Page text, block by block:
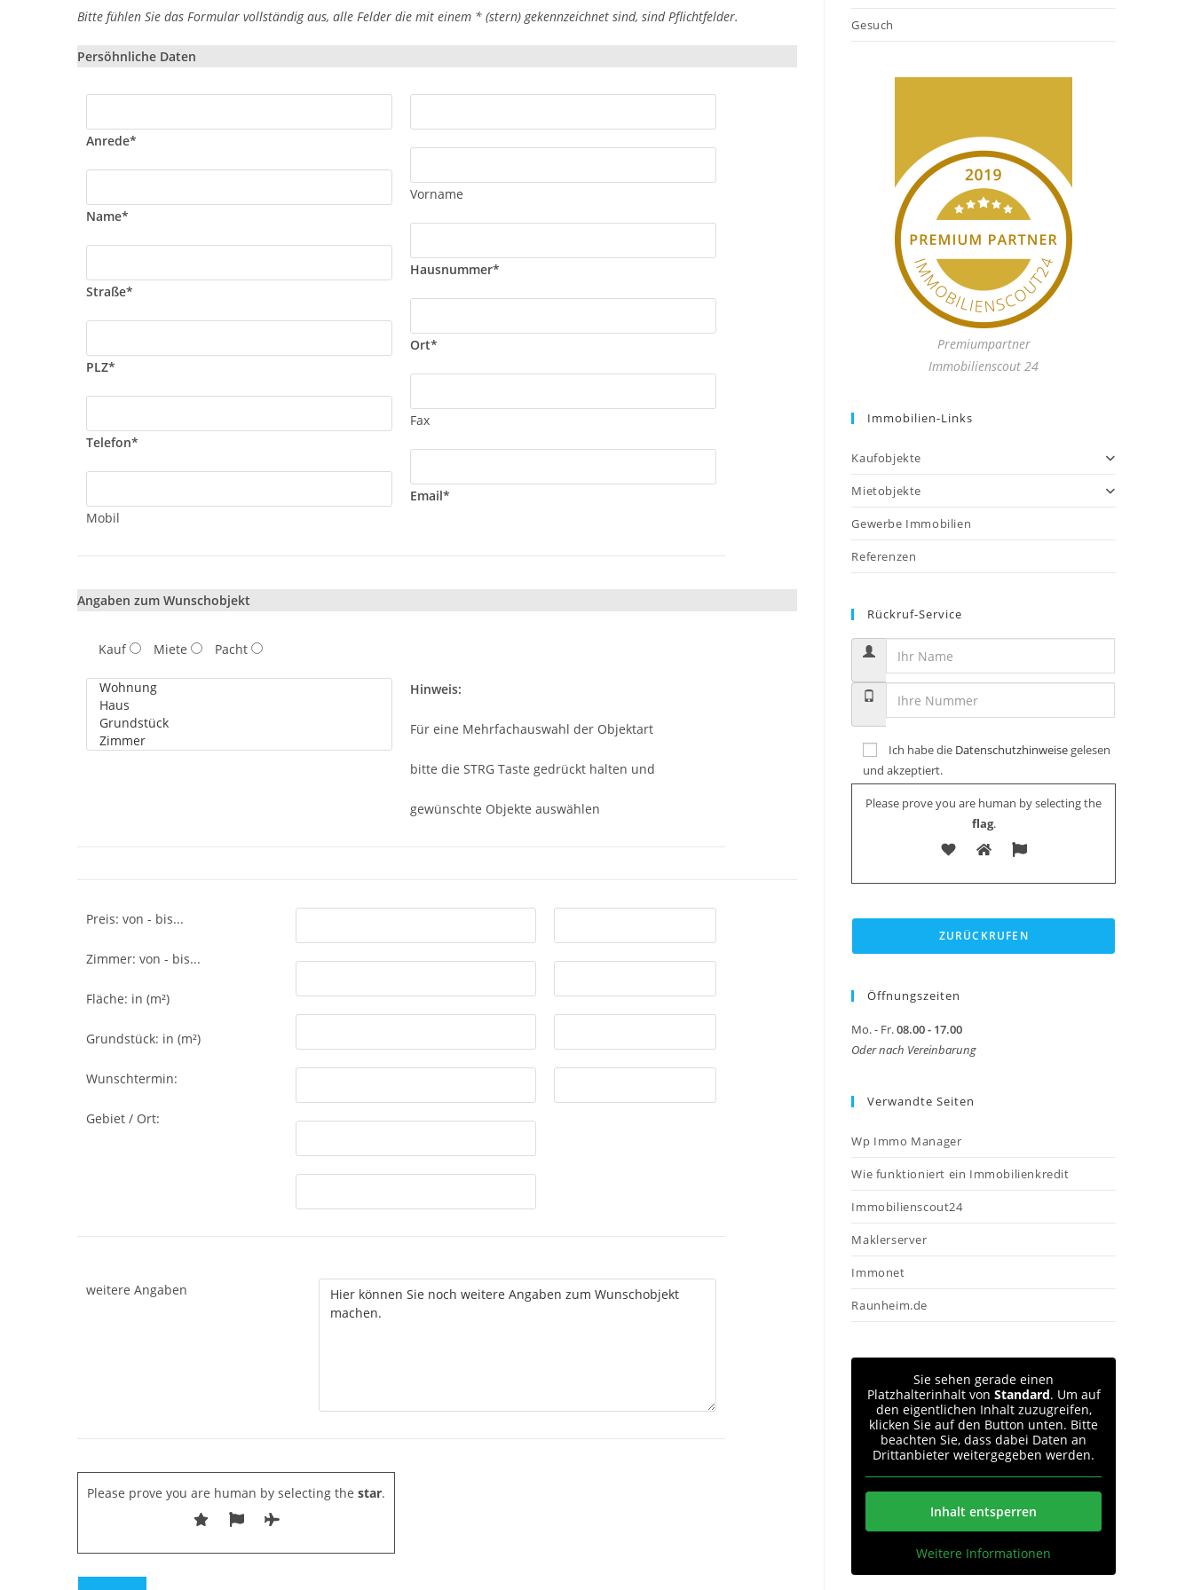
Bitte fühlen Sie das Formular vollständig aus, alle Felder die mit einem * (stern) gekennzeichnet sind, sind Pflichtfelder.
Persöhnliche Daten
Anrede*
Name*
Straße*
PLZ*
Telefon*
Mobil
Vorname
Hausnummer*
Ort*
Fax
Email*
Angaben zum Wunschobjekt
Kauf Miete Pacht
Hinweis:
Für eine Mehrfachauswahl der Objektart
bitte die STRG Taste gedrückt halten und
gewünschte Objekte auswählen
Preis: von - bis...
Zimmer: von - bis...
Fläche: in (m²)
Grundstück: in (m²)
Wunschtermin:
Gebiet / Ort:
weitere Angaben
Please prove you are human by selecting the star.
Gesuch
Premiumpartner
Immobilienscout 24
Immobilien-Links
Kaufobjekte
Mietobjekte
Gewerbe Immobilien
Referenzen
Rückruf-Service
Ich habe die Datenschutzhinweise gelesen
und akzeptiert.
Please prove you are human by selecting the
flag.
Öffnungszeiten
Mo. - Fr.08.00 - 17.00
Oder nach Vereinbarung
Verwandte Seiten
Wp Immo Manager
Wie funktioniert ein Immobilienkredit
Immobilienscout24
Maklerserver
Immonet
Raunheim.de
Sie sehen gerade einen
Platzhalterinhalt von Standard. Um auf
den eigentlichen Inhalt zuzugreifen,
klicken Sie auf den Button unten. Bitte
beachten Sie, dass dabei Daten an
Drittanbieter weitergegeben werden.
Inhalt entsperren
Weitere Informationen